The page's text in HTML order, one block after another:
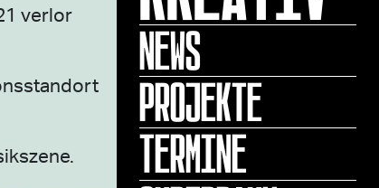
NEWS
PROJEKTE
TERMINE
verlor